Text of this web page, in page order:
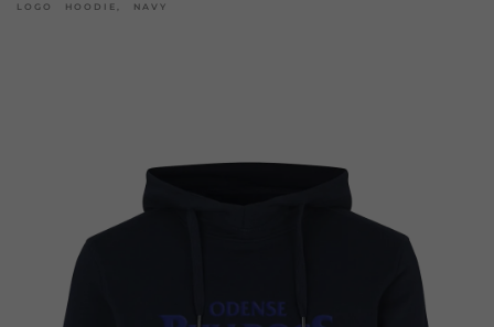
LOGO HOODIE, NAVY